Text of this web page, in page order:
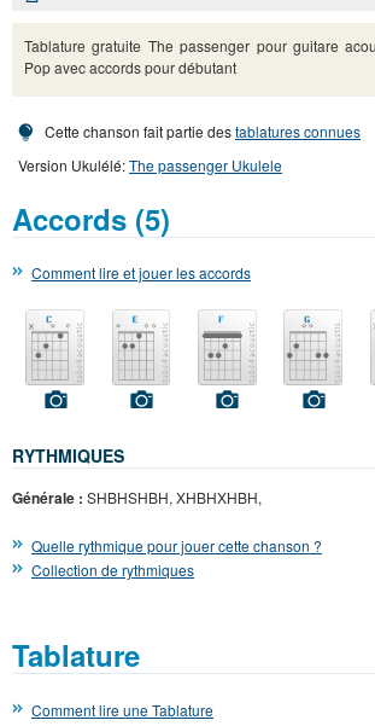
Tablature gratuite The passenger pour guitare
Pop avec accords pour débutant
Cette chanson fait partie destablatures connues
Version Ukulélé:The passenger Ukulele
Accords (5)
Comment lire et jouer les accords
RYTHMIQUES
Générale : SHBHSHBH, XHBHXHBH,
Quelle rythmique pour jouer cette chanson ?
Collection de rythmiques
Tablature
Comment lire une Tablature